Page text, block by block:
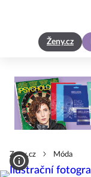
Ženy.cz
Zeny.cz Móda